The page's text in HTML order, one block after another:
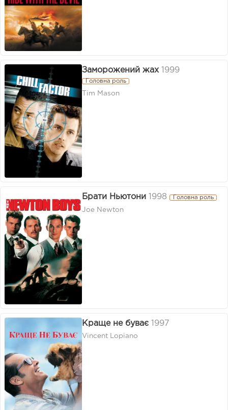
Заморожений жах 1999
Головна роль
Tim Mason
Брати Ньютони 1998 Головна роль
Joe Newton
Краще не буває 1997
Vincent Lopiano